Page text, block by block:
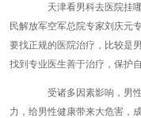
天津看男科去医院挂哪
民解放军空军总院专家刘庆元
要找正规的医院治疗，比较是
找到专业医生善于治疗，保护
受诸多因素影响，男性
力，给男性健康带来大危害，